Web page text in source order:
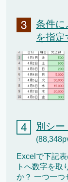
条件に
を指
別シ
Excelで下記
トへ数字を取
か？ 一つ一つ